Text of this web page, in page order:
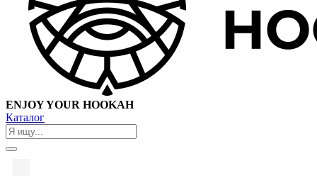
ENJOY YOUR HOOKAH
Каталог